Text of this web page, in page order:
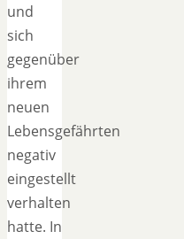
und
sich
gegenüber
ihrem
neuen
Lebensgefährten
negativ
eingestellt
verhalten
hatte. In